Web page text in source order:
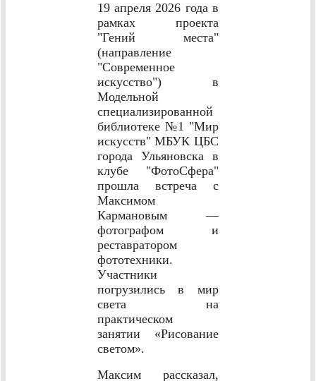
19 апреля 2026 года в
рамках проекта
"Гений места"
(направление
"Современное
искусство") в
Модельной
специализированной
библиотеке №1 "Мир
искусств" МБУК ЦБС
города Ульяновска в
клубе "ФотоСфера"
прошла встреча с
Максимом
Кармановым —
фотографом и
реставратором
фототехники.
Участники
погрузились в мир
света на
практическом
занятии «Рисование
светом».
Максим рассказал,